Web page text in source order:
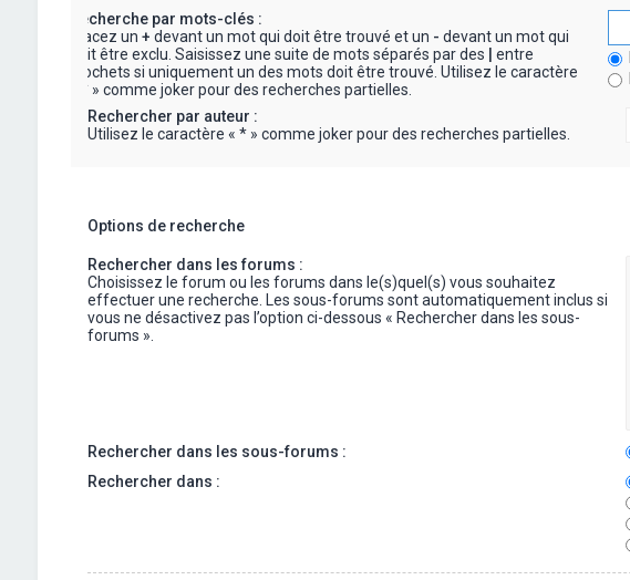
Recherche par mots-clés :
Placez un + devant un mot qui doit être trouvé et un - devant un mot qui
doit être exclu. Saisissez une suite de mots séparés par des
entre
crochets si uniquement un des mots doit être trouvé. Utilisez le caractère
« * » comme joker pour des recherches partielles.
Rechercher par auteur :
Utilisez le caractère « * » comme joker pour des recherches partielles.
Options de recherche
Rechercher dans les forums :
Choisissez le forum ou les forums dans le(s)quel(s) vous souhaitez
effectuer une recherche. Les sous-forums sont automatiquement inclus si
vous ne désactivez pas l’option ci-dessous « Rechercher dans les sous-
forums ».
Rechercher dans les sous-forums :
Rechercher dans :